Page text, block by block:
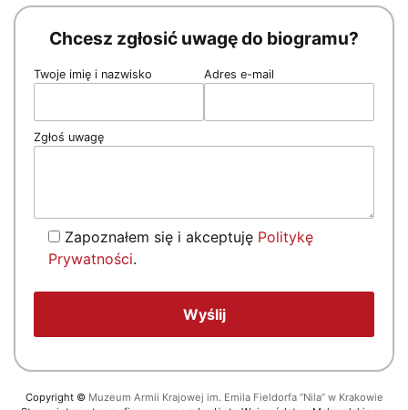
Chcesz zgłosić uwagę do biogramu?
Twoje imię i nazwisko Adres e-mail
Zgłoś uwagę
Zapoznałem się i akceptuję Politykę
Prywatności.
Copyright © Muzeum Armii Krajowej im. Emila Fieldorfa “Nila” w Krakowie